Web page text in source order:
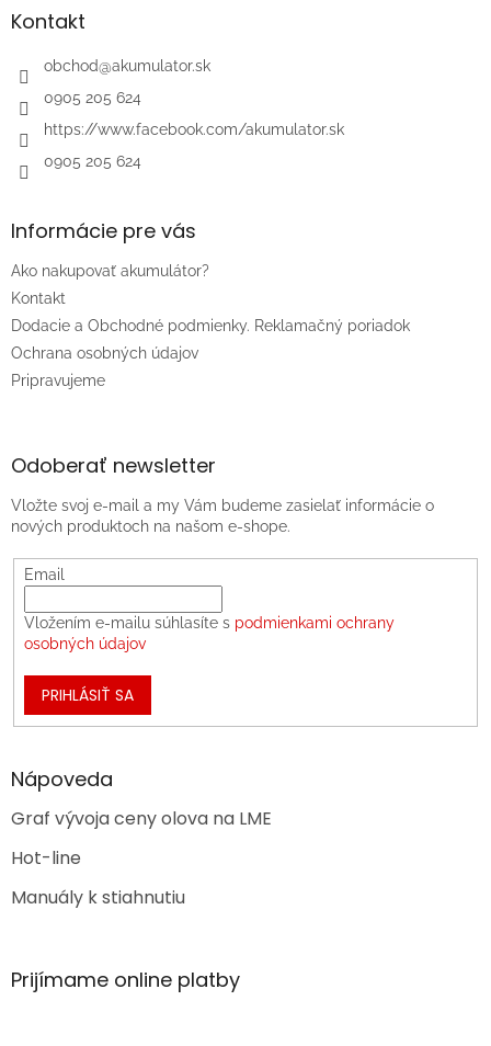
äKontakt
obchod@akumulator.sk
0905 205 624
https://www.facebook.com/akumulator.sk
0905 205 624
Informácie pre vás
Ako nakupovať akumulátor?
Kontakt
Dodacie a Obchodné podmienky. Reklamačný poriadok
Ochrana osobných údajov
Pripravujeme
Odoberať newsletter
Vložte svoj e-mail a my Vám budeme zasielať informácie o
nových produktoch na našom e-shope.
Email
Vložením e-mailu súhlasíte s podmienkami ochrany
osobných údajov
PRIHLÁSIŤ SA
Nápoveda
Graf vývoja ceny olova na LME
Hot-line
Manuály k stiahnutiu
Prijímame online platby